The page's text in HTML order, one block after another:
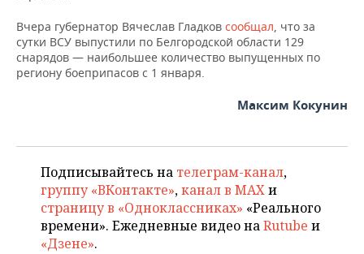
Вчера губернатор Вячеслав Гладков сообщал, что за
сутки ВСУ выпустили по Белгородской области 129
снарядов — наибольшее количество выпущенных по
региону боеприпасов с 1 января.
Максим Кокунин
Подписывайтесь на телеграм-канал,
группу «ВКонтакте»,канал в MAXи
страницу в «Одноклассниках» «Реального
времени». Ежедневные видео наRutube и
«Дзене».